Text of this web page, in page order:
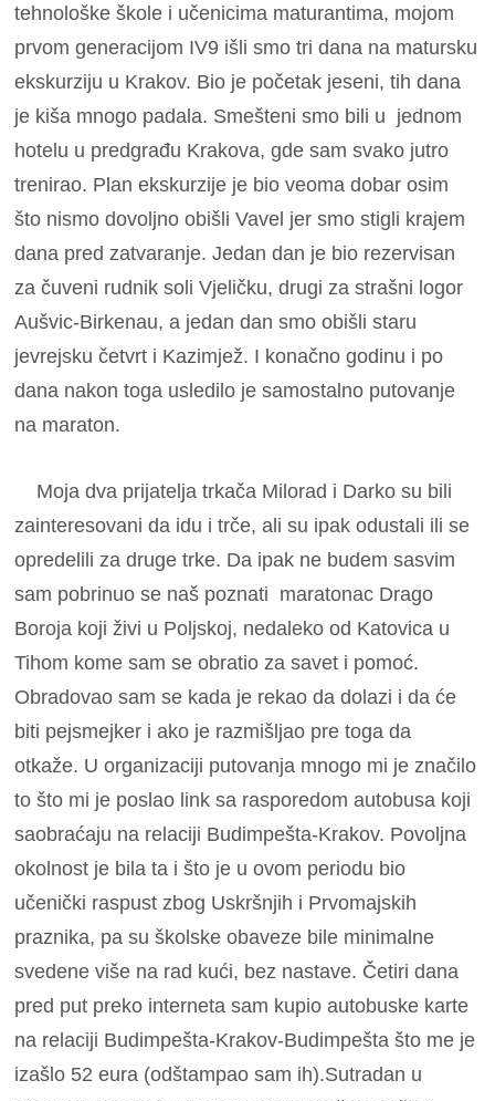
tehnološke škole i učenicima maturantima, mojom
prvom generacijom IV9 išli smo tri dana na matursku
ekskurziju u Krakov. Bio je početak jeseni, tih dana
je kiša mnogo padala. Smešteni smo bili u jednom
hotelu u predgrađu Krakova, gde sam svako jutro
trenirao. Plan ekskurzije je bio veoma dobar osim
što nismo dovoljno obišli Vavel jer smo stigli krajem
dana pred zatvaranje. Jedan dan je bio rezervisan
za čuveni rudnik soli Vjeličku, drugi za strašni logor
Aušvic-Birkenau, a jedan dan smo obišli staru
jevrejsku četvrt i Kazimjež. I konačno godinu i po
dana nakon toga usledilo je samostalno putovanje
na maraton.
Moja dva prijatelja trkača Milorad i Darko su bili
zainteresovani da idu i trče, ali su ipak odustali ili se
opredelili za druge trke. Da ipak ne budem sasvim
sam pobrinuo se naš poznati maratonac Drago
Boroja koji živi u Poljskoj, nedaleko od Katovica u
Tihom kome sam se obratio za savet i pomoć.
Obradovao sam se kada je rekao da dolazi i da će
biti pejsmejker i ako je razmišljao pre toga da
otkaže. U organizaciji putovanja mnogo mi je značilo
to što mi je poslao link sa rasporedom autobusa koji
saobraćaju na relaciji Budimpešta-Krakov. Povoljna
okolnost je bila ta i što je u ovom periodu bio
učenički raspust zbog Uskršnjih i Prvomajskih
praznika, pa su školske obaveze bile minimalne
svedene više na rad kući, bez nastave. Četiri dana
pred put preko interneta sam kupio autobuske karte
na relaciji Budimpešta-Krakov-Budimpešta što me je
izašlo 52 eura (odštampao sam ih).Sutradan u